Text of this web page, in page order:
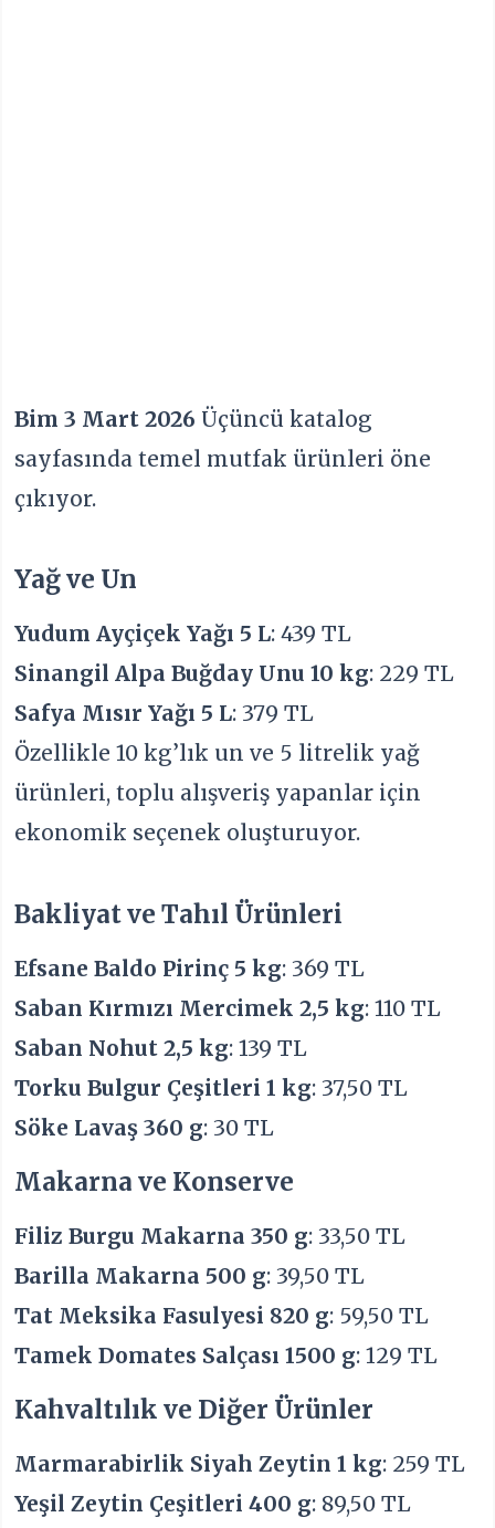
Bim 3 Mart 2026 Üçüncü katalog
sayfasında temel mutfak ürünleri öne
çıkıyor.
Yağ ve Un
Yudum Ayçiçek Yağı 5 L: 439 TL
Sinangil Alpa Buğday Unu 10 kg: 229 TL
Safya Mısır Yağı 5 L: 379 TL
Özellikle 10 kg’lık un ve 5 litrelik yağ
ürünleri, toplu alışveriş yapanlar için
ekonomik seçenek oluşturuyor.
Bakliyat ve Tahıl Ürünleri
Efsane Baldo Pirinç 5 kg: 369 TL
Saban Kırmızı Mercimek 2,5 kg: 110 TL
Saban Nohut 2,5 kg: 139 TL
Torku Bulgur Çeşitleri 1 kg: 37,50 TL
Söke Lavaş 360 g: 30 TL
Makarna ve Konserve
Filiz Burgu Makarna 350 g: 33,50 TL
Barilla Makarna 500 g: 39,50 TL
Tat Meksika Fasulyesi 820 g: 59,50 TL
Tamek Domates Salçası 1500 g: 129 TL
Kahvaltılık ve Diğer Ürünler
Marmarabirlik Siyah Zeytin 1 kg: 259 TL
Yeşil Zeytin Çeşitleri 400 g: 89,50 TL